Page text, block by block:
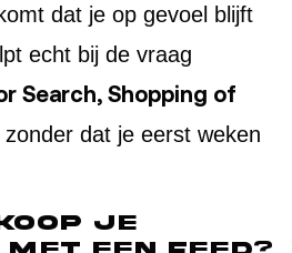
dat je op gevoel blijft
echt bij de vraag
Search, Shopping of
zonder dat je eerst weken
je